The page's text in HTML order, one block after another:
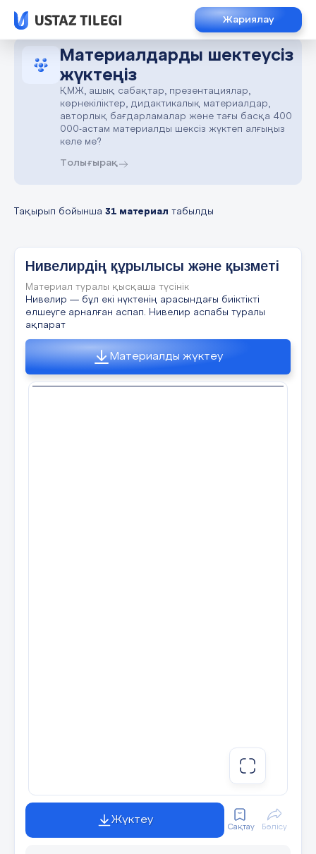
Жариялау
Материалдарды шектеусіз
жүктеңіз
ҚМЖ, ашық сабақтар, презентациялар,
көрнекіліктер, дидактикалық материалдар,
авторлық бағдарламалар және тағы басқа 400
000-астам материалды шексіз жүктеп алғыңыз
келе ме?
Толығырақ
Тақырып бойынша 31 материал табылды
Нивелирдің құрылысы және қызметі
Материал туралы қысқаша түсінік
Нивелир — бұл екі нүктенің арасындағы биіктікті
өлшеуге арналған аспап. Нивелир аспабы туралы
ақпарат
Материалды жүктеу
Жүктеу
Сақтау Бөлісу